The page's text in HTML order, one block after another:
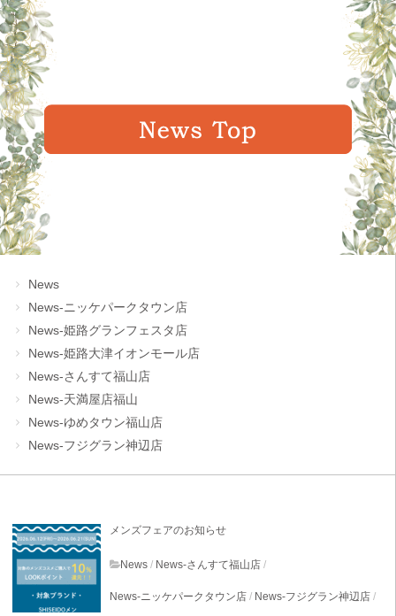
News
News-ニッケパークタウン店
News-姫路グランフェスタ店
News-姫路大津イオンモール店
News-さんすて福山店
News-天満屋店福山
News-ゆめタウン福山店
News-フジグラン神辺店
メンズフェアのお知らせ
News / News-さんすて福山店 /
News-ニッケパークタウン店 / News-フジグラン神辺店 /